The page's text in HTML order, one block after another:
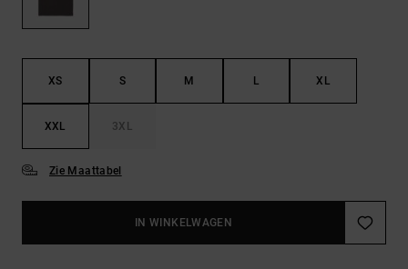
XS S M L XL
XXL 3XL
Zie Maattabel
IN WINKELWAGEN